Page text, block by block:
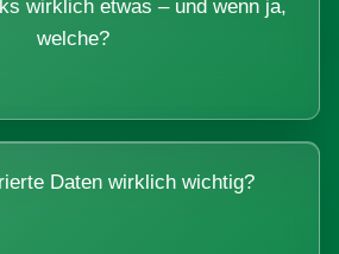
wirklich etwas – und wenn ja,
welche?
Daten wirklich wichtig?